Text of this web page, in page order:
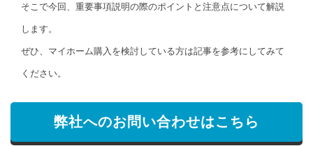
そこで今回、重要事項説明の際のポイントと注意点について解説
します。
ぜひ、マイホーム購入を検討している方は記事を参考にしてみて
ください。
弊社へのお問い合わせはこちら